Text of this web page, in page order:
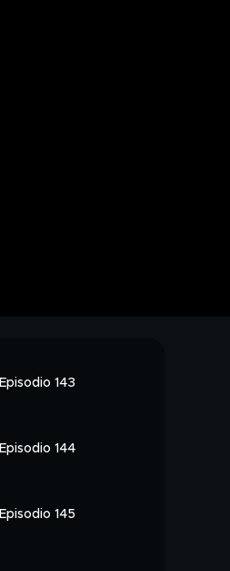
Episodio 143
Episodio 144
Episodio 145